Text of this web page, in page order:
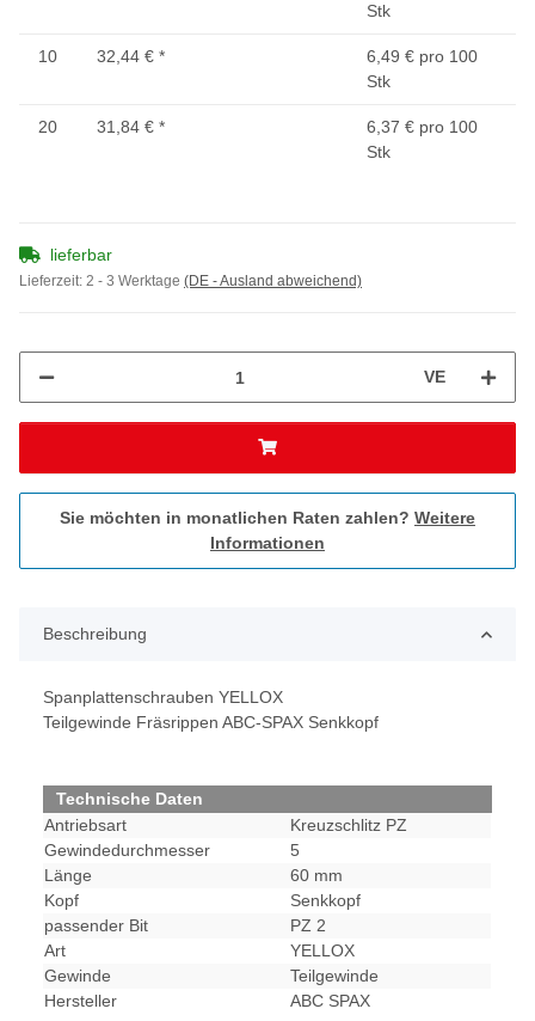
Stk
10 32,44 € *
6,49 € pro 100
Stk
20 31,84 € *
6,37 € pro 100
Stk
lieferbar
Lieferzeit: 2 - 3 Werktage (DE - Ausland abweichend)
VE
Sie möchten in monatlichen Raten zahlen? Weitere
Informationen
Beschreibung
Spanplattenschrauben YELLOX
Teilgewinde Fräsrippen ABC-SPAX Senkkopf
Technische Daten
Antriebsart
Kreuzschlitz PZ
Gewindedurchmesser
5
Länge
60 mm
Kopf
Senkkopf
passender Bit
PZ 2
Art
YELLOX
Gewinde
Teilgewinde
Hersteller
ABC SPAX